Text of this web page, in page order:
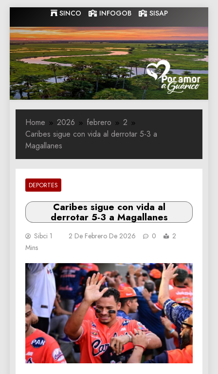
to
content
SINCO INFOGOB SISAP
Gobernacion
de Guarico
Gobernacion de Guarico
Home 2026 febrero
2
Caribes sigue con vida al derrotar 5-3 a
Magallanes
DEPORTES
Caribes sigue con vida al
derrotar 5-3 a Magallanes
Sibci 1 2 De Febrero De 2026 0
2
Mins